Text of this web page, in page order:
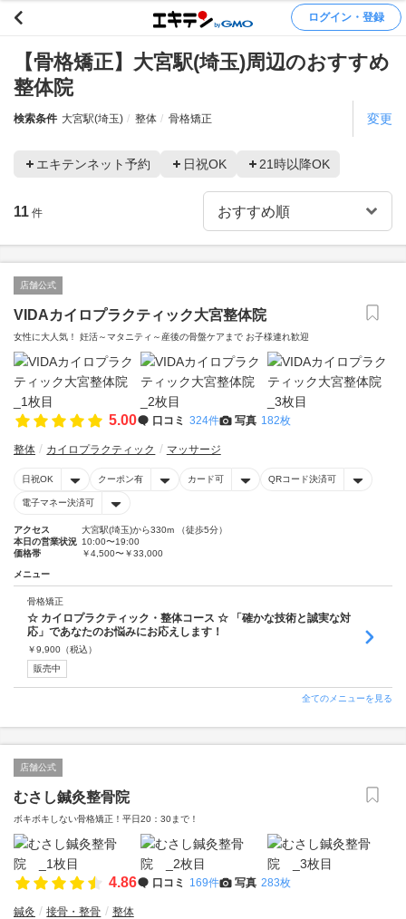
ログイン・登録
【骨格矯正】大宮駅(埼玉)周辺のおすすめ
整体院
検索条件 大宮駅(埼玉) 整体 骨格矯正 変更
エキテンネット予約 日祝OK 21時以降OK
11 件
店舗公式
VIDAカイロプラクティック大宮整体院
女性に大人気！ 妊活～マタニティ～産後の骨盤ケアまで お子様連れ歓迎
5.00 口コミ 324件 写真 182枚
整体 カイロプラクティック マッサージ
日祝OK クーポン有 カード可 QRコード決済可
電子マネー決済可
アクセス
大宮駅(埼玉)から330m （徒歩5分）
本日の営業状況 10:00〜19:00
価格帯
￥4,500〜￥33,000
メニュー
骨格矯正
☆ カイロプラクティック・整体コース ☆ 「確かな技術と誠実な対
応」であなたのお悩みにお応えします！
￥9,900 （税込）
販売中
全てのメニューを見る
店舗公式
むさし鍼灸整骨院
ボキボキしない骨格矯正！平日20：30まで！
4.86 口コミ 169件 写真 283枚
鍼灸 接骨・整骨 整体